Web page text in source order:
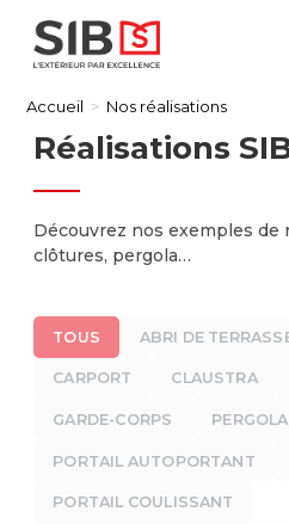
Accueil > Nos réalisations
Réalisations
Découvrez nos exemples de
clôtures, pergola…
TOUS ABRI DE
CARPORT CLAUSTRA
GARDE-CORPS
PORTAIL AUTOPORTANT
PORTAIL COULISSANT